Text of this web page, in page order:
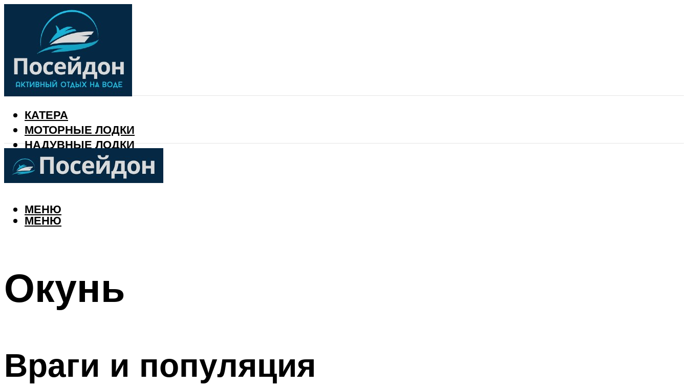
КАТЕРА
МОТОРНЫЕ ЛОДКИ
НАДУВНЫЕ ЛОДКИ
РЫБАЛКА
КАЛЕНДАРЬ РЫБАКА
МЕНЮ
МЕНЮ
Окунь
Враги и популяция